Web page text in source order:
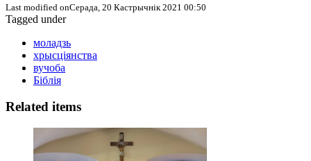
Last modified onСерада, 20 Кастрычнік 2021 00:50
Tagged under
моладзь
хрысціянства
вучоба
Біблія
Related items